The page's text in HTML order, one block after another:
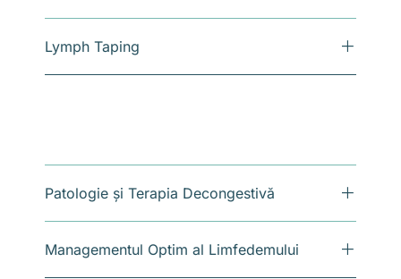
Lymph Taping
Patologie și Terapia Decongestivă
Managementul Optim al Limfedemului